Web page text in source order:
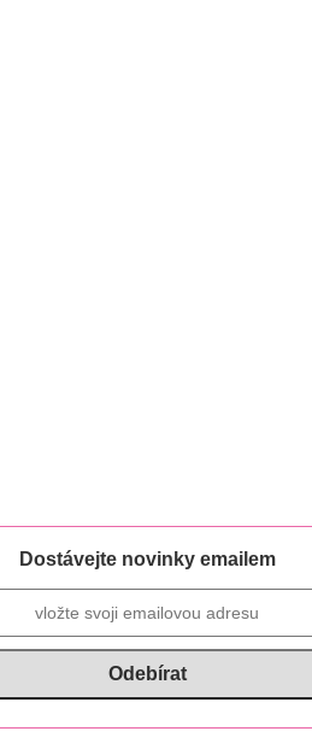
Dostávejte novinky emailem